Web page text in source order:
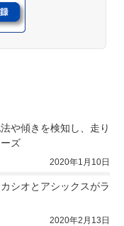
や傾きを検知し、走り
ズ
2020年1月10日
シオとアシックスがラ
2020年2月13日